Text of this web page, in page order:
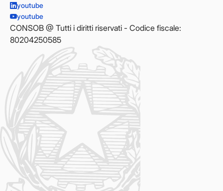
youtube
youtube
CONSOB @ Tutti i diritti riservati - Codice fiscale:
80204250585